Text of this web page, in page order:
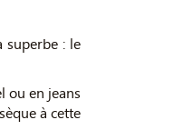
superbe : le
ou en jeans
à cette